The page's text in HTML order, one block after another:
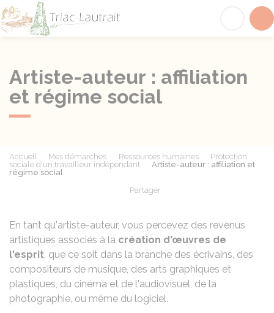
Artiste-auteur : affiliation
et régime social
Accueil Mes démarches Ressources humaines
Protection
sociale d'un travailleur indépendant
Artiste-auteur : affiliation et
régime social
Partager
En tant qu'artiste-auteur, vous percevez des revenus
artistiques associés à la création d'œuvres de
l'esprit, que ce soit dans la branche des écrivains, des
compositeurs de musique, des arts graphiques et
plastiques, du cinéma et de l'audiovisuel, de la
photographie, ou même du logiciel.